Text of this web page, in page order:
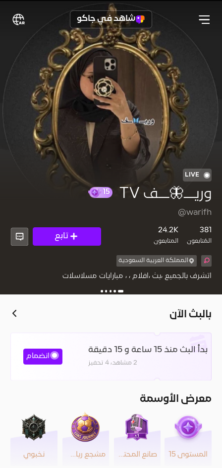
شاهد في جاكو
LIVE
وريـــ🦋ـــف TV
@warifh
381
المُتابعون
24.2K
المتابعون
تابع
المملكة العربية السعودية
اتشرف بالجميع ،بث ،افلام ، ، مبارايات مسلاسلات
بالبث الآن
بدأ البث منذ 15 ساعة و 15 دقيقة
2 مشاهد، 4 تحفيز
انضمام
معرض الأوسمة
المستوى 15 صانع المحتوى مشجع رياضي نخبوي